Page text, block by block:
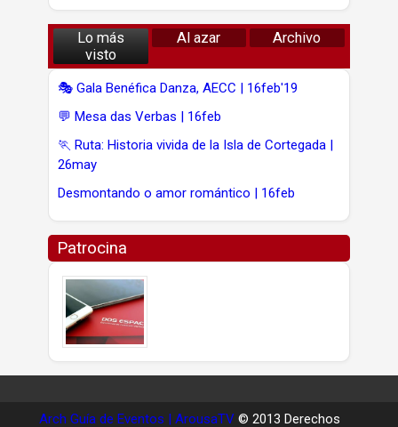
Lo más
visto
Al azar Archivo
🎭 Gala Benéfica Danza, AECC | 16feb'19
💬 Mesa das Verbas | 16feb
🏃 Ruta: Historia vivida de la Isla de Cortegada |
26may
Desmontando o amor romántico | 16feb
Patrocina
Arch Guía de Eventos | ArousaTV © 2013 Derechos